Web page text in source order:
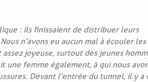
: ils finissaient de distribuer leurs
n’avons eu aucun mal à écouler
joyeuse, surtout des jeunes
une femme également, à qui nous
Devant l’entrée du tunnel, il y a